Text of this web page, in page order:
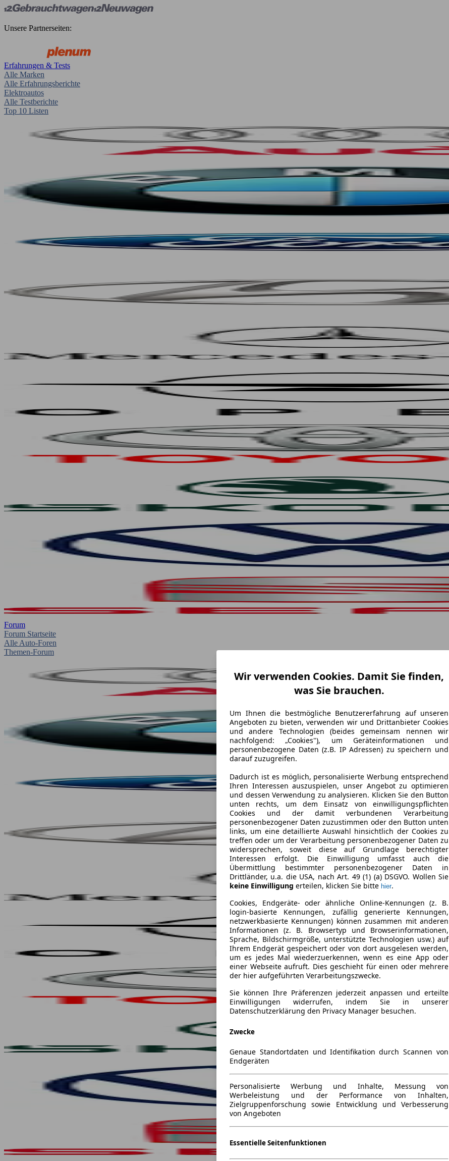
Unsere Partnerseiten:
Erfahrungen & Tests
Alle Marken
Alle Erfahrungsberichte
Elektroautos
Alle Testberichte
Top 10 Listen
Forum
Forum Startseite
Alle Auto-Foren
Themen-Forum
Wir verwenden Cookies. Damit Sie finden,
was Sie brauchen.
Um Ihnen die bestmögliche Benutzererfahrung auf unseren
Angeboten zu bieten, verwenden wir und Drittanbieter Cookies
und andere Technologien (beides gemeinsam nennen wir
nachfolgend: „Cookies"), um Geräteinformationen und
personenbezogene Daten (z.B. IP Adressen) zu speichern und
darauf zuzugreifen.
Dadurch ist es möglich, personalisierte Werbung entsprechend
Ihren Interessen auszuspielen, unser Angebot zu optimieren
und dessen Verwendung zu analysieren. Klicken Sie den Button
unten rechts, um dem Einsatz von einwilligungspflichten
Cookies und der damit verbundenen Verarbeitung
personenbezogener Daten zuzustimmen oder den Button unten
links, um eine detaillierte Auswahl hinsichtlich der Cookies zu
treffen oder um der Verarbeitung personenbezogener Daten zu
widersprechen, soweit diese auf Grundlage berechtigter
Interessen erfolgt. Die Einwilligung umfasst auch die
Übermittlung bestimmter personenbezogener Daten in
Drittländer, u.a. die USA, nach Art. 49 (1) (a) DSGVO. Wollen Sie
keine Einwilligung erteilen, klicken Sie bitte hier.
Cookies, Endgeräte- oder ähnliche Online-Kennungen (z. B.
login-basierte Kennungen, zufällig generierte Kennungen,
netzwerkbasierte Kennungen) können zusammen mit anderen
Informationen (z. B. Browsertyp und Browserinformationen,
Sprache, Bildschirmgröße, unterstützte Technologien usw.) auf
Ihrem Endgerät gespeichert oder von dort ausgelesen werden,
um es jedes Mal wiederzuerkennen, wenn es eine App oder
einer Webseite aufruft. Dies geschieht für einen oder mehrere
der hier aufgeführten Verarbeitungszwecke.
Sie können Ihre Präferenzen jederzeit anpassen und erteilte
Einwilligungen widerrufen, indem Sie in unserer
Datenschutzerklärung den Privacy Manager besuchen.
Zwecke
Genaue Standortdaten und Identifikation durch Scannen von
Endgeräten
Personalisierte Werbung und Inhalte, Messung von
Werbeleistung und der Performance von Inhalten,
Zielgruppenforschung sowie Entwicklung und Verbesserung
von Angeboten
Essentielle Seitenfunktionen